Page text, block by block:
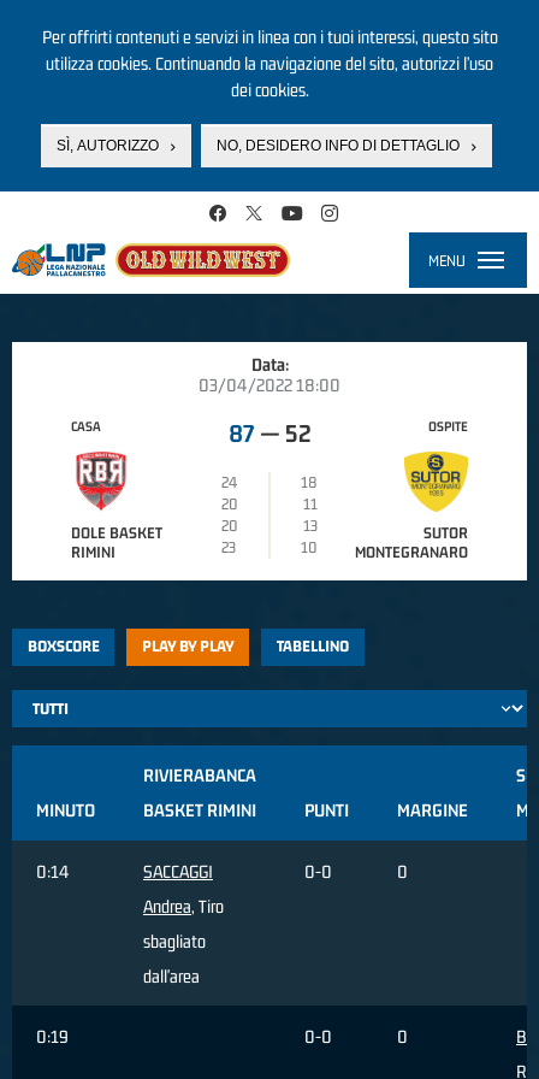
Per offrirti contenuti e servizi in linea con i tuoi interessi, questo sito
utilizza cookies. Continuando la navigazione del sito, autorizzi l’uso
dei cookies.
SÌ, AUTORIZZO NO, DESIDERO INFO DI DETTAGLIO
MENU
Data:
03/04/2022 18:00
CASA
DOLE BASKET
RIMINI
87 — 52
24
18
20
11
20
13
23
10
OSPITE
SUTOR
MONTEGRANARO
BOXSCORE PLAY BY PLAY TABELLINO
MINUTO
RIVIERABANCA
BASKET RIMINI
PUNTI MARGINE
0:14
SACCAGGI
Andrea, Tiro
sbagliato
dall'area
0-0 0
0:19 0-0 0